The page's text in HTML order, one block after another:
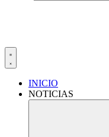
INICIO
NOTICIAS